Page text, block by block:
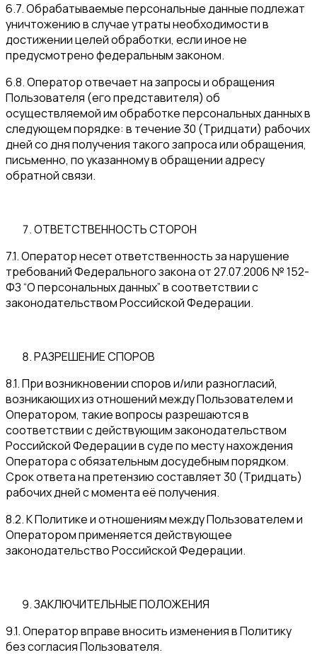
6.7. Обрабатываемые персональные данные подлежат
уничтожению в случае утраты необходимости в
достижении целей обработки, если иное не
предусмотрено федеральным законом.
6.8. Оператор отвечает на запросы и обращения
Пользователя (его представителя) об
осуществляемой им обработке персональных данных в
следующем порядке: в течение 30 (Тридцати) рабочих
дней со дня получения такого запроса или обращения,
письменно, по указанному в обращении адресу
обратной связи.
ОТВЕТСТВЕННОСТЬ СТОРОН
7.1. Оператор несет ответственность за нарушение
требований Федерального закона от 27.07.2006 № 152-
ФЗ “О персональных данных” в соответствии с
законодательством Российской Федерации.
РАЗРЕШЕНИЕ СПОРОВ
8.1. При возникновении споров и/или разногласий,
возникающих из отношений между Пользователем и
Оператором, такие вопросы разрешаются в
соответствии с действующим законодательством
Российской Федерации в суде по месту нахождения
Оператора с обязательным досудебным порядком.
Срок ответа на претензию составляет 30 (Тридцать)
рабочих дней с момента её получения.
8.2. К Политике и отношениям между Пользователем и
Оператором применяется действующее
законодательство Российской Федерации.
ЗАКЛЮЧИТЕЛЬНЫЕ ПОЛОЖЕНИЯ
9.1. Оператор вправе вносить изменения в Политику
без согласия Пользователя.